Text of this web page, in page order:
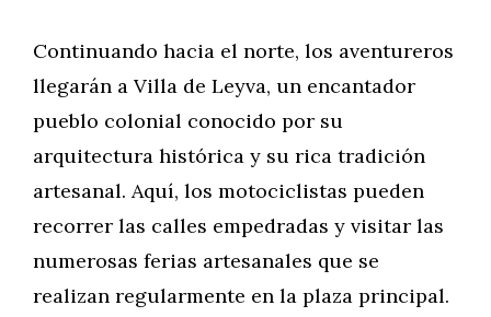
Continuando hacia el norte, los aventureros
llegarán a Villa de Leyva, un encantador
pueblo colonial conocido por su
arquitectura histórica y su rica tradición
artesanal. Aquí, los motociclistas pueden
recorrer las calles empedradas y visitar las
numerosas ferias artesanales que se
realizan regularmente en la plaza principal.